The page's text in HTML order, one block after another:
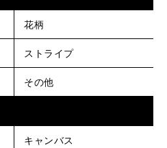
花柄
ストライプ
その他
キャンバス